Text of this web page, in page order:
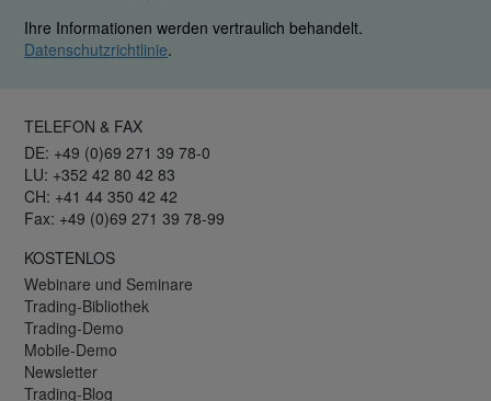
Ihre Informationen werden vertraulich behandelt.
Datenschutzrichtlinie.
TELEFON & FAX
DE: +49 (0)69 271 39 78-0
LU: +352 42 80 42 83
CH: +41 44 350 42 42
Fax: +49 (0)69 271 39 78-99
KOSTENLOS
Webinare und Seminare
Trading-Bibliothek
Trading-Demo
Mobile-Demo
Newsletter
Trading-Blog